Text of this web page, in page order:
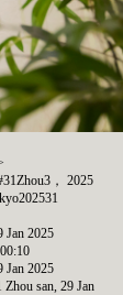
， 2025
Jan 2025
Jan 2025
san, 29 Jan